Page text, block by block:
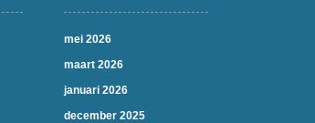
mei 2026
maart 2026
januari 2026
december 2025